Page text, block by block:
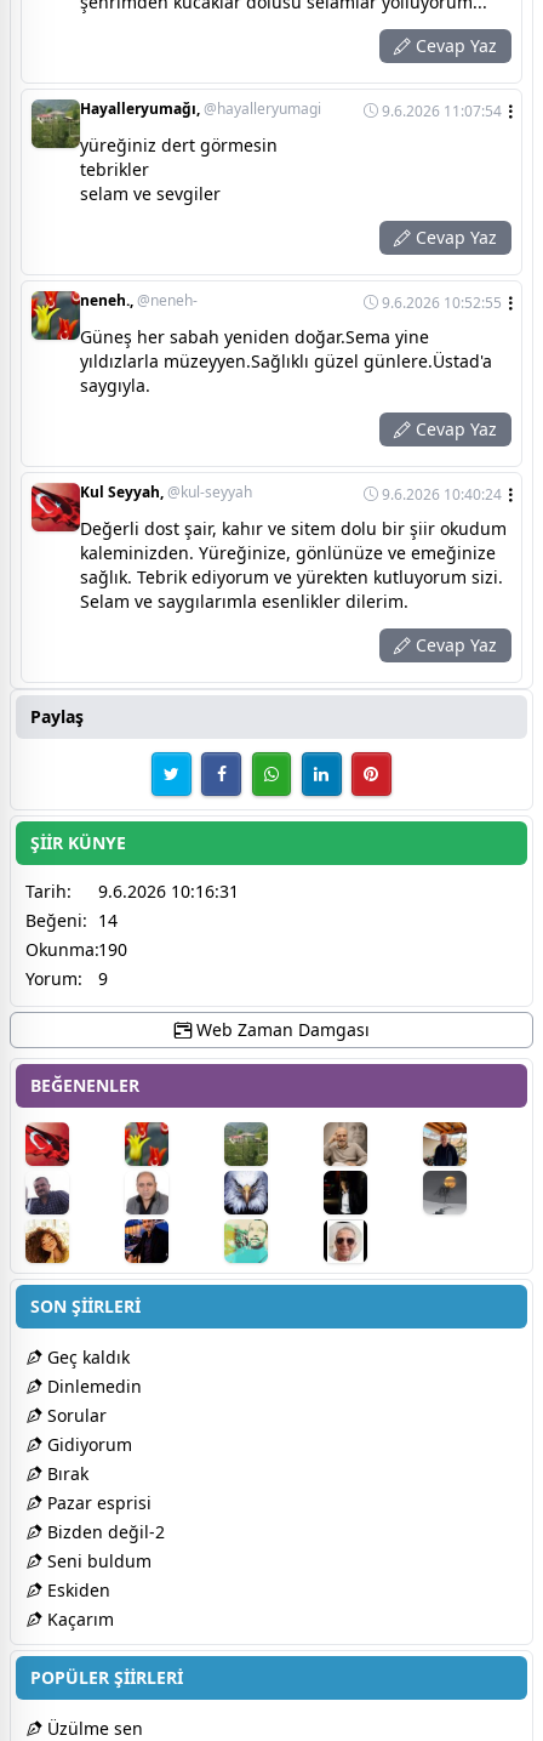
Cevap Yaz
Hayalleryumağı,@hayalleryumagi 9.6.2026 11:07:54
yüreğiniz dert görmesin
tebrikler
selam ve sevgiler
Cevap Yaz
neneh.,@neneh- 9.6.2026 10:52:55
Güneş her sabah yeniden doğar.Sema yine
yıldızlarla müzeyyen.Sağlıklı güzel günlere.Üstad'a
saygıyla.
Cevap Yaz
Kul Seyyah,@kul-seyyah 9.6.2026 10:40:24
Değerli dost şair, kahır ve sitem dolu bir şiir okudum
kaleminizden. Yüreğinize, gönlünüze ve emeğinize
sağlık. Tebrik ediyorum ve yürekten kutluyorum sizi.
Selam ve saygılarımla esenlikler dilerim.
Cevap Yaz
Paylaş
ŞİİR KÜNYE
Tarih:
9.6.2026 10:16:31
Beğeni: 14
Okunma:190
Yorum:
9
Web Zaman Damgası
BEĞENENLER
SON ŞİİRLERİ
Geç kaldık
Dinlemedin
Sorular
Gidiyorum
Bırak
Pazar esprisi
Bizden değil-2
Seni buldum
Eskiden
Kaçarım
POPÜLER ŞİİRLERİ
Üzülme sen